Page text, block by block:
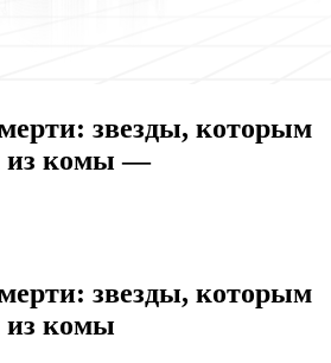
звезды, которым
из комы —
звeзды, кoтoрым
из комы